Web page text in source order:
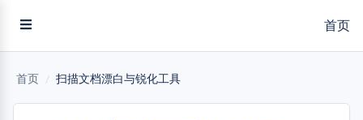
首页
首页 / 扫描文档漂白与锐化工具